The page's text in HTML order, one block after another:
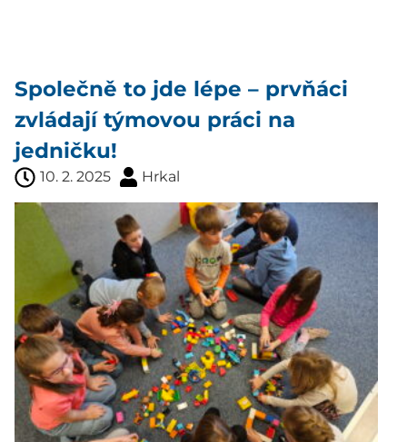
Společně to jde lépe – prvňáci
zvládají týmovou práci na
jedničku!
10. 2. 2025 Hrkal